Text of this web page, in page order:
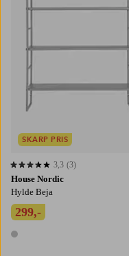
House Nordic
Hylde Beja
299,-
1 farve
3,3 baseret på 3 bedømmelser
3,3 (3)
SKARP PRIS